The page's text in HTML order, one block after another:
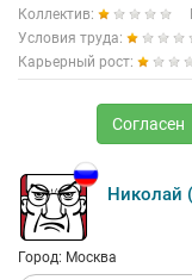
Коллектив:
Условия труда:
Карьерный рост:
Согласен
Николай
Город: Москва